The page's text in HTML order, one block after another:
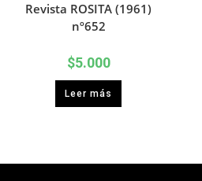
Revista ROSITA (1961)
nº652
$5.000
Leer más